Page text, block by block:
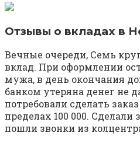
Отзывы о вкладах в
Вечные очереди, Семь
вклад. При оформлении
мужа, в день окончания
банком утеряна денег не
потребовали сделать
пределах 100 000. Сделали
пошли звонки из